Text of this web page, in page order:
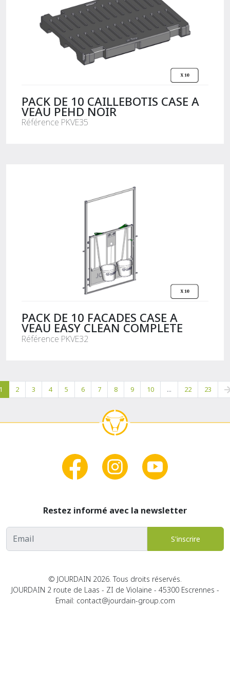
PACK DE 10 CAILLEBOTIS CASE A
VEAU PEHD NOIR
Référence PKVE35
PACK DE 10 FACADES CASE A
VEAU EASY CLEAN COMPLETE
Référence PKVE32
2 3 4 5 6 7 8 9 10 ... 22 23
Restez informé avec la newsletter
Adresse email
S'inscrire
© JOURDAIN 2026. Tous droits réservés.
JOURDAIN 2 route de Laas - ZI de Violaine - 45300 Escrennes -
Email: contact@jourdain-group.com